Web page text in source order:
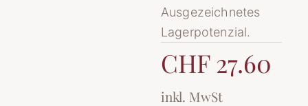
Ausgezeichnetes
Lagerpotenzial.
CHF 27.60
inkl. MwSt